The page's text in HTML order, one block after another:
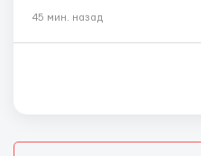
45 мин. назад